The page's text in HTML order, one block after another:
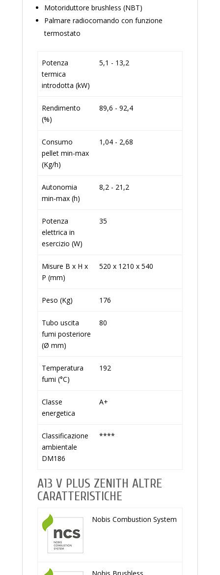
Motoriduttore brushless (NBT)
Palmare radiocomando con funzione
termostato
Potenza
termica
introdotta (kW)
5,1 - 13,2
Rendimento
(%)
89,6 - 92,4
Consumo
pellet min-max
(Kg/h)
1,04 - 2,68
Autonomia
min-max (h)
8,2 - 21,2
Potenza
elettrica in
esercizio (W)
35
Misure B x H x
P (mm)
520 x 1210 x 540
Peso (Kg) 176
Tubo uscita
fumi posteriore
(Ø mm)
80
Temperatura
fumi (°C)
192
Classe
energetica
A+
Classificazione
ambientale
DM186
****
A13 V PLUS ZENITH ALTRE
CARATTERISTICHE
Nobis Combustion System